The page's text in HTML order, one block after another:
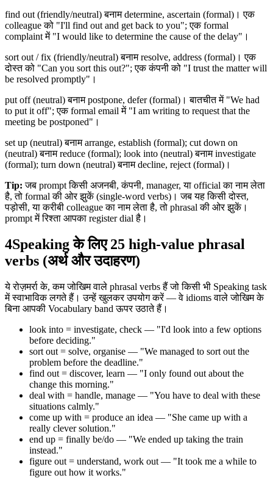
find out (friendly/neutral) बनाम determine, ascertain (formal)। एक
colleague को "I'll find out and get back to you"; एक formal
complaint में "I would like to determine the cause of the delay"।
sort out / fix (friendly/neutral) बनाम resolve, address (formal)। एक
दोस्त को "Can you sort this out?"; एक कंपनी को "I trust the matter will
be resolved promptly"।
put off (neutral) बनाम postpone, defer (formal)। बातचीत में "We had
to put it off"; एक formal email में "I am writing to request that the
meeting be postponed"।
set up (neutral) बनाम arrange, establish (formal); cut down on
(neutral) बनाम reduce (formal); look into (neutral) बनाम investigate
(formal); turn down (neutral) बनाम decline, reject (formal)।
Tip: जब prompt किसी अजनबी, कंपनी, manager, या official का नाम लेता
है, तो formal की ओर झुकें (single-word verbs)। जब यह किसी दोस्त,
पड़ोसी, या करीबी colleague का नाम लेता है, तो phrasal की ओर झुकें।
prompt में रिश्ता आपका register dial है।
4Speaking के लिए 25 high-value phrasal
verbs (अर्थ और उदाहरण)
ये रोज़मर्रा के, कम जोखिम वाले phrasal verbs हैं जो किसी भी Speaking task
में स्वाभाविक लगते हैं। उन्हें खुलकर उपयोग करें — वे idioms वाले जोखिम के
बिना आपकी Vocabulary band ऊपर उठाते हैं।
look into = investigate, check — "I'd look into a few options
before deciding."
sort out = solve, organise — "We managed to sort out the
problem before the deadline."
find out = discover, learn — "I only found out about the
change this morning."
deal with = handle, manage — "You have to deal with these
situations calmly."
come up with = produce an idea — "She came up with a
really clever solution."
end up = finally be/do — "We ended up taking the train
instead."
figure out = understand, work out — "It took me a while to
figure out how it works."